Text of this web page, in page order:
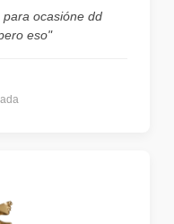
ocasióne dd
eso"